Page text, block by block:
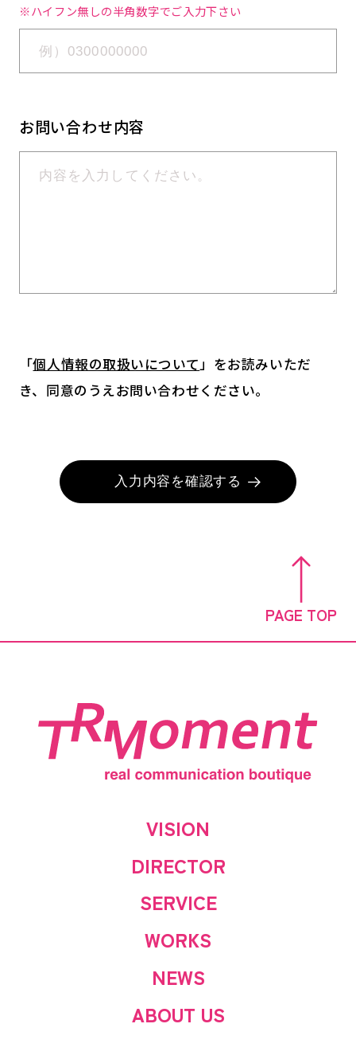
※ハイフン無しの半角数字でご入力下さい
お問い合わせ内容
「個人情報の取扱いについて 」をお読みいただ
き、同意のうえお問い合わせください。
入力内容を確認する
PAGE TOP
VISION
DIRECTOR
SERVICE
WORKS
NEWS
ABOUT US